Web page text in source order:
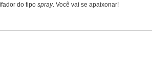
do tipo spray. Você vai se apaixonar!